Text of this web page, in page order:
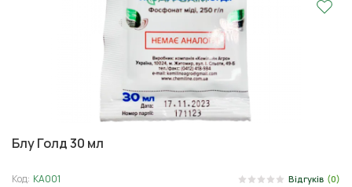
Блу Голд 30 мл
Код: КА001 Відгуків (0)